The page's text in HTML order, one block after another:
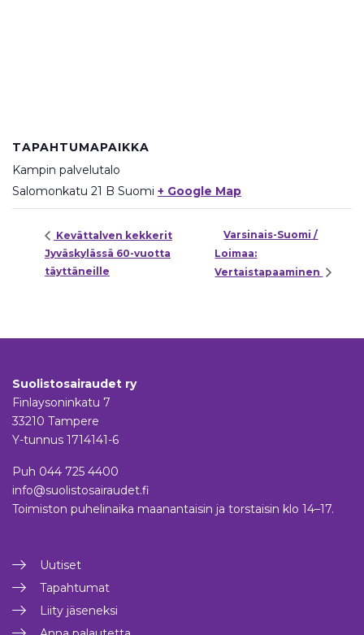
TAPAHTUMAPAIKKA
Kampin palvelutalo
Salomonkatu 21 B Suomi + Google Map
Kevättalven kekkerit
Jyväskylässä 60-vuotta
täyttäneille
Varsinais-Suomi /
Loimaa:
Vertaistapaaminen
Suolistosairaudet ry
Finlaysoninkatu 7
33210 Tampere
Y-tunnus 1714141-6
Puh 044 725 4400
info@suolistosairaudet.fi
Toimiston puhelinaika maanantaisin ja torstaisin klo 14–17.
Uutiset
Tapahtumat
Liity jäseneksi